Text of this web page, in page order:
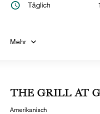
Täglich
Mehr
THE GRILL AT
Amerikanisch